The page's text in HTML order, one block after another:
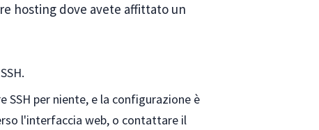
hosting dove avete affittato un
SSH per niente, e la configurazione è
l'interfaccia web, o contattare il